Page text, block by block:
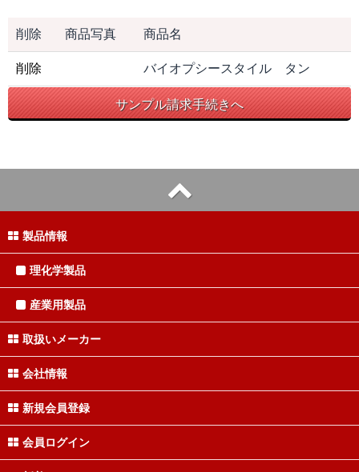
削除 商品写真 商品名
削除 バイオプシースタイル タン
サンプル請求手続きへ
製品情報
理化学製品
産業用製品
取扱いメーカー
会社情報
新規会員登録
会員ログイン